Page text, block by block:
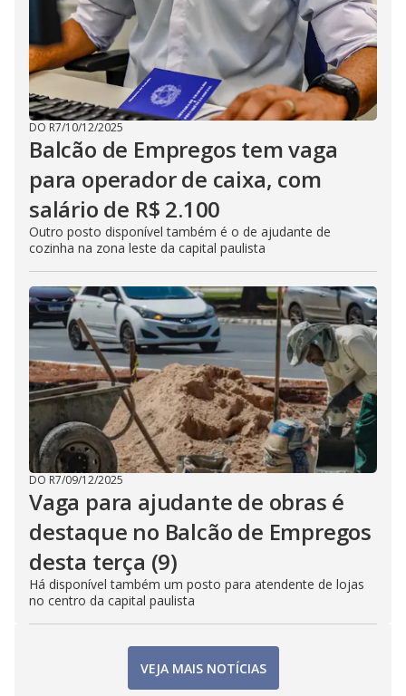
DO R7/10/12/2025
Balcão de Empregos tem vaga
para operador de caixa, com
salário de R$ 2.100
Outro posto disponível também é o de ajudante de
cozinha na zona leste da capital paulista
DO R7/09/12/2025
Vaga para ajudante de obras é
destaque no Balcão de Empregos
desta terça (9)
Há disponível também um posto para atendente de lojas
no centro da capital paulista
VEJA MAIS NOTÍCIAS